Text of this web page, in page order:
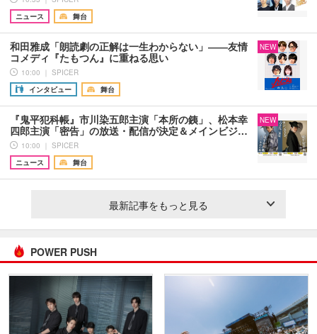
ニュース
舞台
和田雅成「朗読劇の正解は一生わからない」――友情
コメディ『たもつん』に重ねる思い
10:00 ｜ SPICER
インタビュー
舞台
NEW
『鬼平犯科帳』市川染五郎主演「本所の銕」、松本幸
四郎主演「密告」の放送・配信が決定＆メインビジ…
10:00 ｜ SPICER
ニュース
舞台
NEW
最新記事をもっと見る
POWER PUSH